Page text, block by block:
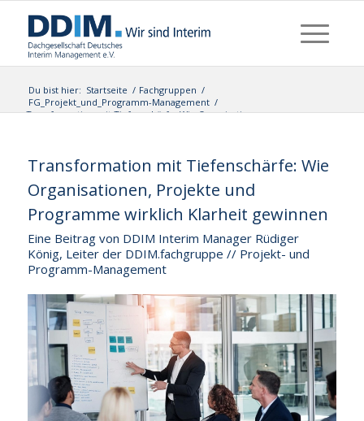
Du bist hier: Startseite / Fachgruppen /
FG_Projekt_und_Programm-Management /
Transformation mit Tiefenschärfe: Wie Organisationen,
Transformation mit Tiefenschärfe: Wie
Organisationen, Projekte und
Programme wirklich Klarheit gewinnen
Eine Beitrag von DDIM Interim Manager Rüdiger
König, Leiter der DDIM.fachgruppe // Projekt- und
Programm-Management